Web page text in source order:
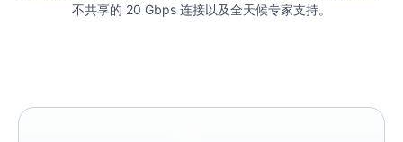
不共享的 20 Gbps 连接以及全天候专家支持。